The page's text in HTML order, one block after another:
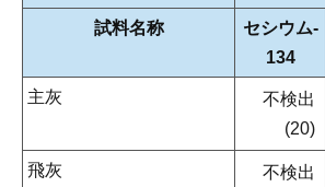
試料名称
セシウム‐
134
主灰
不検出
(20)
飛灰
不検出